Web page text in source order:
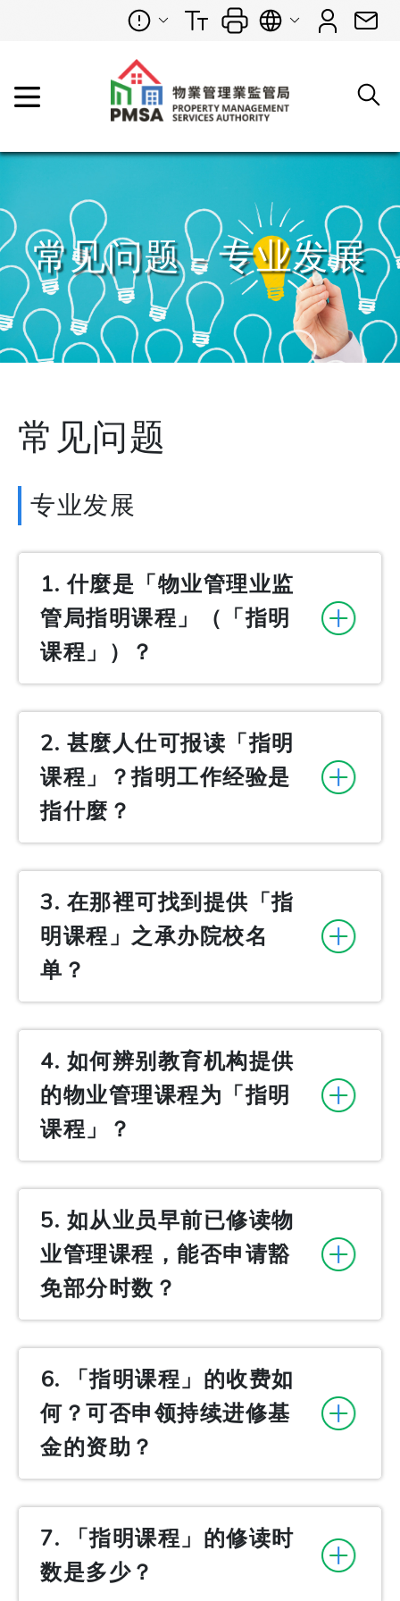
常见问题 - 专业发展
常见问题
专业发展
1. 什麼是「物业管理业监
管局指明课程」（「指明
课程」）？
2. 甚麼人仕可报读「指明
课程」？指明工作经验是
指什麼？
3. 在那裡可找到提供「指
明课程」之承办院校名
单？
4. 如何辨别教育机构提供
的物业管理课程为「指明
课程」？
5. 如从业员早前已修读物
业管理课程，能否申请豁
免部分时数？
6. 「指明课程」的收费如
何？可否申领持续进修基
金的资助？
7. 「指明课程」的修读时
数是多少？